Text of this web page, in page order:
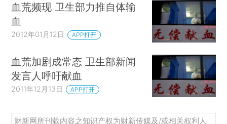
血荒频现 卫生部力推自体输
血
2012年01月12日 APP打开
血荒加剧成常态 卫生部新闻
发言人呼吁献血
2011年12月13日 APP打开
财新网所刊载内容之知识产权为财新传媒及/或相关权利人